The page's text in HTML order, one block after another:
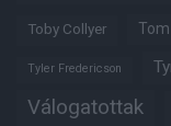
Toby Collyer
Tyler Fredericson
Válogatottak